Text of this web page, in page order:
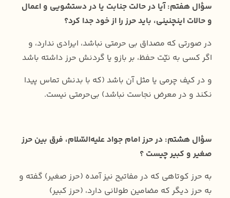
سؤال هفتم: آیا در حالت جنابت یا در دستشویی و اعمال
و حالات اینچنینی، باید حرز را از خود جدا کرد؟
در صورتی که مصداق بی حرمتی نباشد، ایرادی ندارد، و
اگر کسی به نیّت حفظ، بر بازو یا گردنش حرز داشته باشد
و در کیف چرمی یا مثل آن باشد (که با بدنش تماس پیدا
نکند و در معرض نجاست نباشد) بی‌حرمتی نیست.
سؤال هشتم: در حرز امام جواد عليه‌السّلام، فرق بین حرز
صغیر و کبیر چیست ؟
به حرز کوتاهی که در مفاتیح نیز آمده (حرز صغیر) گفته و
به حرز دیگر که مضامین طولانی دارد، (حرز کبیر)